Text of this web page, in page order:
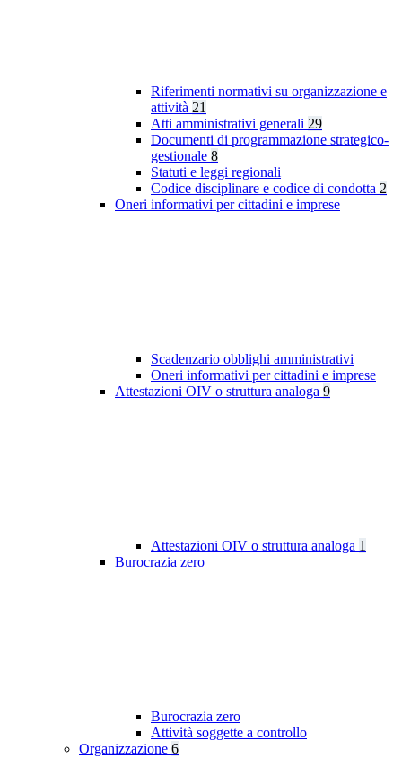
Riferimenti normativi su organizzazione e
attività 21
Atti amministrativi generali 29
Documenti di programmazione strategico-
gestionale 8
Statuti e leggi regionali
Codice disciplinare e codice di condotta 2
Oneri informativi per cittadini e imprese
Scadenzario obblighi amministrativi
Oneri informativi per cittadini e imprese
Attestazioni OIV o struttura analoga 9
Attestazioni OIV o struttura analoga 1
Burocrazia zero
Burocrazia zero
Attività soggette a controllo
Organizzazione 6